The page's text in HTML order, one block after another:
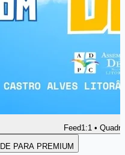
Feed1:1 •
PARA PREMIUM